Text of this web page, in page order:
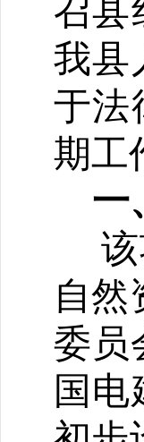
召县
我县
于法
期工
一
自然
委员
国